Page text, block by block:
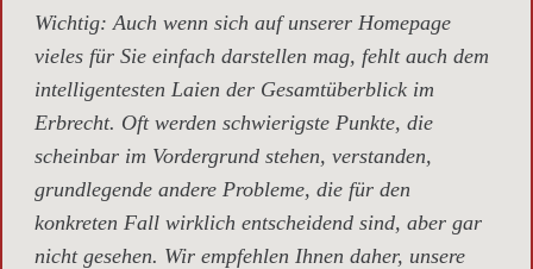
Wichtig: Auch wenn sich auf unserer Homepage
vieles für Sie einfach darstellen mag, fehlt auch dem
intelligentesten Laien der Gesamtüberblick im
Erbrecht. Oft werden schwierigste Punkte, die
scheinbar im Vordergrund stehen, verstanden,
grundlegende andere Probleme, die für den
konkreten Fall wirklich entscheidend sind, aber gar
nicht gesehen. Wir empfehlen Ihnen daher, unsere